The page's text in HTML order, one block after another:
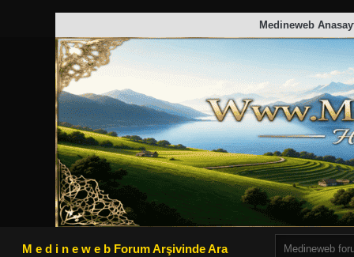
Medineweb
M e d i n e w e b Forum Arşivinde Ara